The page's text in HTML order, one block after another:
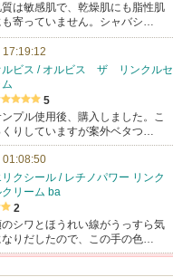
質は敏感肌で、乾燥肌にも脂性肌
も寄っていません。シャバシ…
ルビス / オルビス ザ リンクルセ
5
プル使用後、購入しました。こ
くりしていますが案外ベタつ…
01:08:50
クシール / レチノパワー リンク
クリーム ba
2
シワとほうれい線がうっすら気
なりだしたので、この手の色…